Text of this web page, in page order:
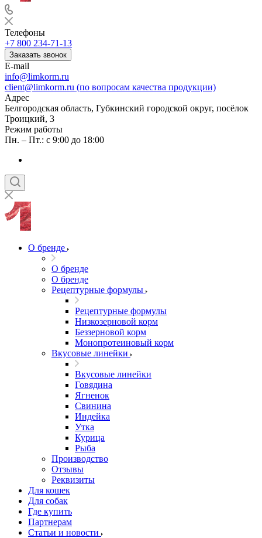
Телефоны
+7 800 234-71-13
Заказать звонок
E-mail
info@limkorm.ru
client@limkorm.ru (по вопросам качества продукции)
Адрес
Белгородская область, Губкинский городской округ, посёлок
Троицкий, 3
Режим работы
Пн. – Пт.: с 9:00 до 18:00
О бренде
О бренде
О бренде
Рецептурные формулы
Рецептурные формулы
Низкозерновой корм
Беззерновой корм
Монопротеиновый корм
Вкусовые линейки
Вкусовые линейки
Говядина
Ягненок
Свинина
Индейка
Утка
Курица
Рыба
Производство
Отзывы
Реквизиты
Для кошек
Для собак
Где купить
Партнерам
Статьи и новости